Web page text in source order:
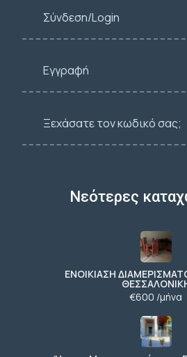
Σύνδεση/Login
Εγγραφή
Ξεχάσατε τον κωδικό σας;
Νεότερες
ΕΝΟΙΚΙΑΣΗ
€600 /μήνα